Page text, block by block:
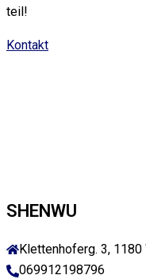
teil!
Kontakt
SHENWU
Klettenhoferg. 3, 1180
069912198796